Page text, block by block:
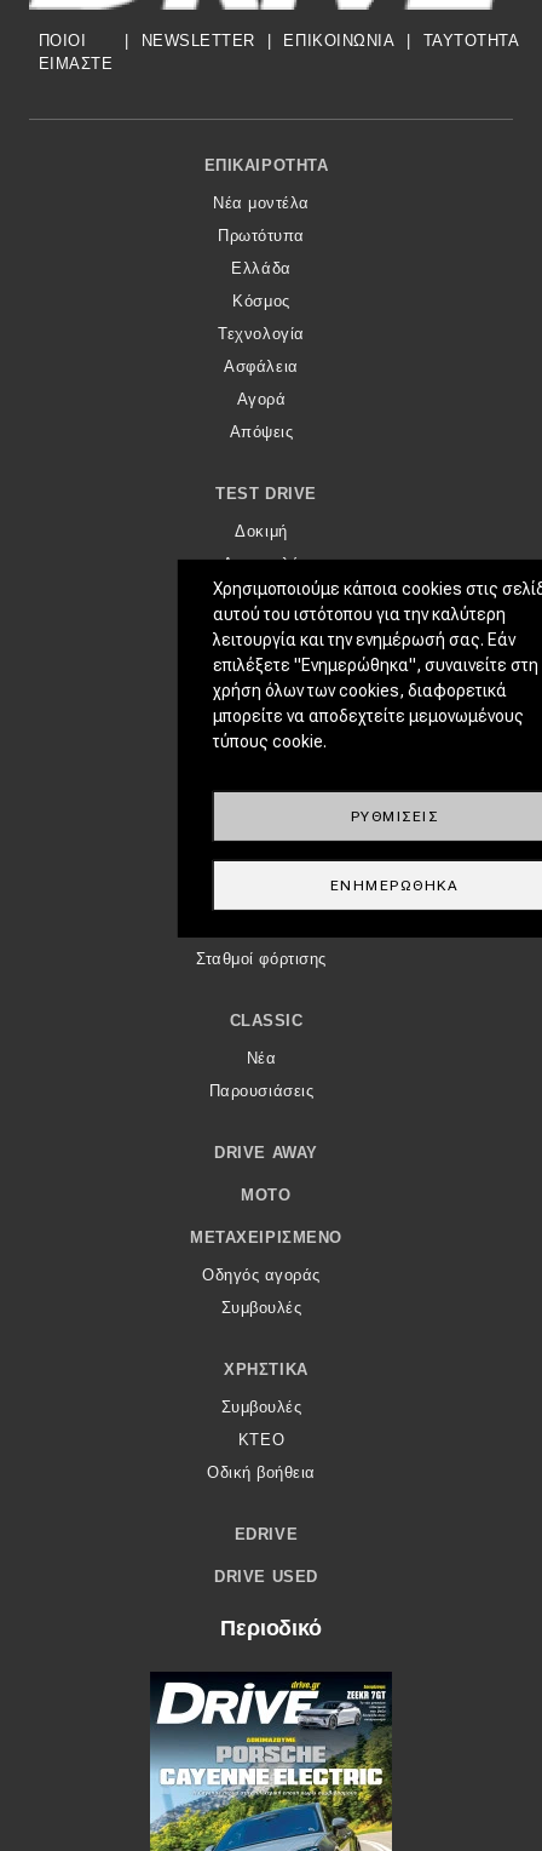
ΠΟΙΟΙ
ΕΙΜΑΣΤΕ
NEWSLETTER ΕΠΙΚΟΙΝΩΝΙΑ TAYTOTHTA
Footer Menu
ΕΠΙΚΑΙΡΌΤΗΤΑ
Νέα μοντέλα
Πρωτότυπα
Ελλάδα
Κόσμος
Τεχνολογία
Ασφάλεια
Αγορά
Απόψεις
TEST DRIVE
Δοκιμή
Αποστολή
Συγκρίνουμε
ΑΓΏΝΕΣ
Formula 1
WRC
Νέα
Σταθμοί φόρτισης
CLASSIC
Νέα
Παρουσιάσεις
DRIVE AWAY
MOTO
ΜΕΤΑΧΕΙΡΙΣΜΈΝΟ
Οδηγός αγοράς
Συμβουλές
ΧΡΗΣΤΙΚΆ
Συμβουλές
ΚΤΕΟ
Οδική βοήθεια
EDRIVE
DRIVE USED
Περιοδικό
Χρησιμοποιούμε κάποια cookies στις
αυτού του ιστότοπου για την καλύτερη
λειτουργία και την ενημέρωσή σας. Εάν
επιλέξετε "Ενημερώθηκα", συναινείτε στη
χρήση όλων των cookies, διαφορετικά
μπορείτε να αποδεχτείτε μεμονωμένους
τύπους cookie.
ΡΥΘΜΊΣΕΙΣ
ΕΝΗΜΕΡΏΘΗΚΑ